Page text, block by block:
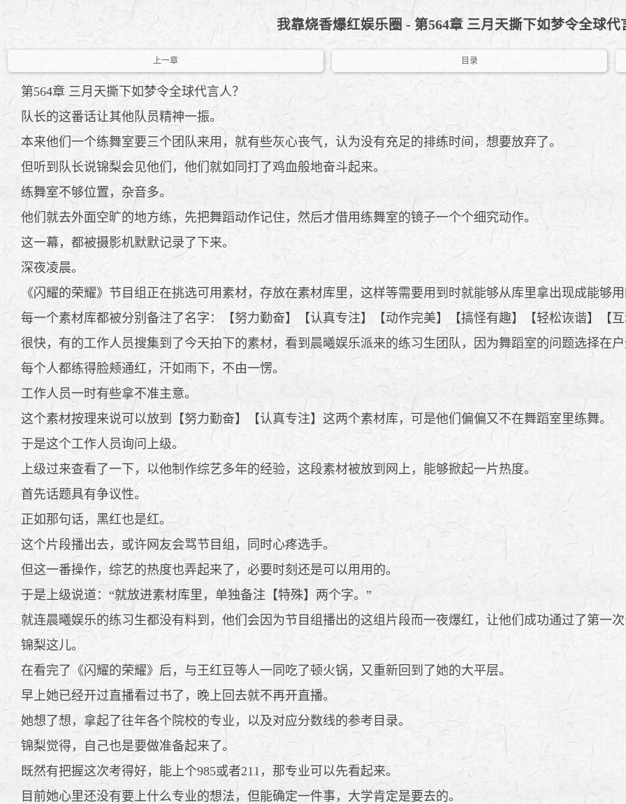
我靠烧香爆红娱乐圈 - 第564章 三月天撕下如梦令全球代
上一章 目录
第564章 三月天撕下如梦令全球代言人？
队长的这番话让其他队员精神一振。
本来他们一个练舞室要三个团队来用，就有些灰心丧气，认为没有充足的排练时间，想要放弃了。
但听到队长说锦梨会见他们，他们就如同打了鸡血般地奋斗起来。
练舞室不够位置，杂音多。
他们就去外面空旷的地方练，先把舞蹈动作记住，然后才借用练舞室的镜子一个个细究动作。
这一幕，都被摄影机默默记录了下来。
深夜凌晨。
《闪耀的荣耀》节目组正在挑选可用素材，存放在素材库里，这样等需要用到时就能够从库里拿出现成能够
每一个素材库都被分别备注了名字：【努力勤奋】【认真专注】【动作完美】【搞怪有趣】【轻松诙谐】【
很快，有的工作人员搜集到了今天拍下的素材，看到晨曦娱乐派来的练习生团队，因为舞蹈室的问题选择在
每个人都练得脸颊通红，汗如雨下，不由一愣。
工作人员一时有些拿不准主意。
这个素材按理来说可以放到【努力勤奋】【认真专注】这两个素材库，可是他们偏偏又不在舞蹈室里练舞。
于是这个工作人员询问上级。
上级过来查看了一下，以他制作综艺多年的经验，这段素材被放到网上，能够掀起一片热度。
首先话题具有争议性。
正如那句话，黑红也是红。
这个片段播出去，或许网友会骂节目组，同时心疼选手。
但这一番操作，综艺的热度也弄起来了，必要时刻还是可以用用的。
于是上级说道：“就放进素材库里，单独备注【特殊】两个字。”
就连晨曦娱乐的练习生都没有料到，他们会因为节目组播出的这组片段而一夜爆红，让他们成功通过了第一
锦梨这儿。
在看完了《闪耀的荣耀》后，与王红豆等人一同吃了顿火锅，又重新回到了她的大平层。
早上她已经开过直播看过书了，晚上回去就不再开直播。
她想了想，拿起了往年各个院校的专业，以及对应分数线的参考目录。
锦梨觉得，自己也是要做准备起来了。
既然有把握这次考得好，能上个985或者211，那专业可以先看起来。
目前她心里还没有要上什么专业的想法，但能确定一件事，大学肯定是要去的。